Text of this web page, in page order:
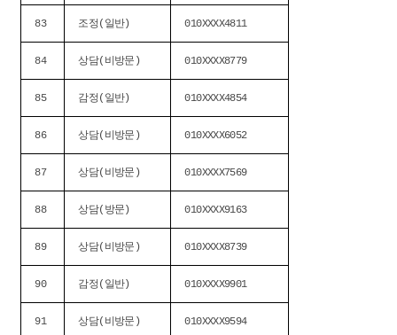
83 조정(일반) 010XXXX4811
84 상담(비방문) 010XXXX8779
85 감정(일반) 010XXXX4854
86 상담(비방문) 010XXXX6052
87 상담(비방문) 010XXXX7569
88 상담(방문) 010XXXX9163
89 상담(비방문) 010XXXX8739
90 감정(일반) 010XXXX9901
91 상담(비방문) 010XXXX9594